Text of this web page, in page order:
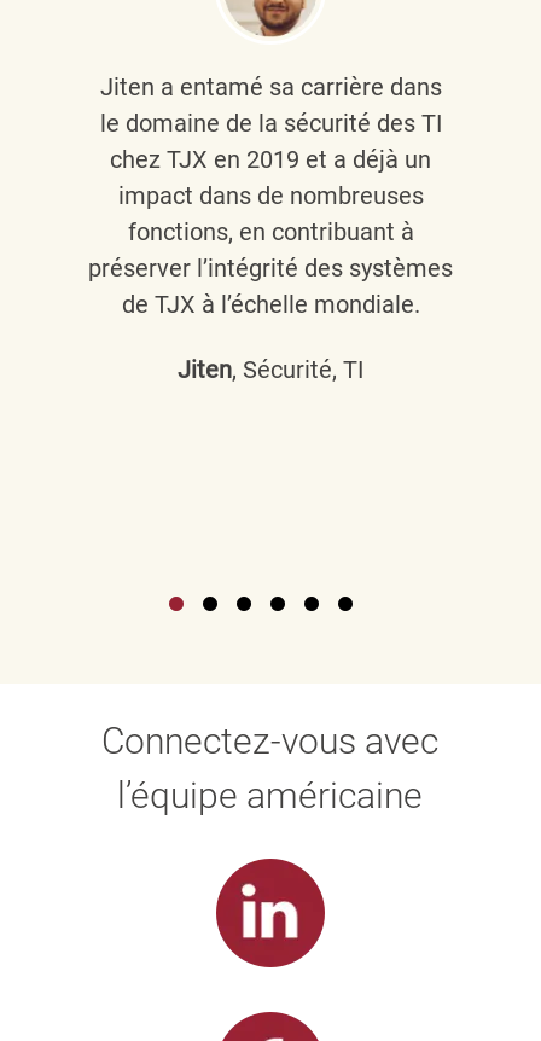
Jiten a entamé sa carrière dans
le domaine de la sécurité des TI
chez TJX en 2019 et a déjà un
impact dans de nombreuses
fonctions, en contribuant à
préserver l’intégrité des systèmes
de TJX à l’échelle mondiale.
Jiten, Sécurité, TI
Connectez-vous avec
l’équipe américaine